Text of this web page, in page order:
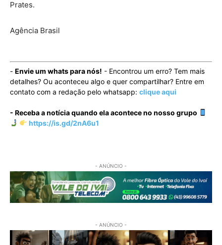
Prates.
Agência Brasil
- Envie um whats para nós! - Encontrou um erro? Tem mais
detalhes? Ou aconteceu algo e quer compartilhar? Entre em
contato com a redação pelo whatsapp: clique aqui
- Receba a notícia quando ela acontece no nosso grupo
https://is.gd/2nA6u1
- ANÚNCIO -
- ANÚNCIO -